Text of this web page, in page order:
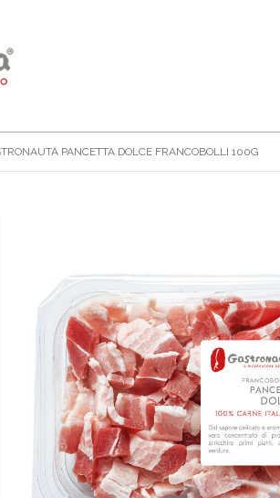
PANCETTA DOLCE FRANCOBOLLI 100G